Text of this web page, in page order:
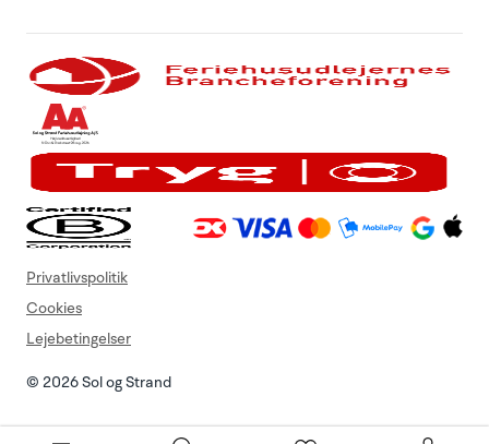
© 2026 Sol og Strand
Privatlivspolitik
Cookies
Lejebetingelser